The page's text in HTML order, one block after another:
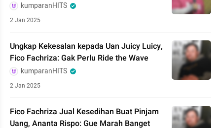
kumparanHITS
2 Jan 2025
Ungkap Kekesalan kepada Uan Juicy Luicy,
Fico Fachriza: Gak Perlu Ride the Wave
kumparanHITS
2 Jan 2025
Fico Fachriza Jual Kesedihan Buat Pinjam
Uang, Ananta Rispo: Gue Marah Banget